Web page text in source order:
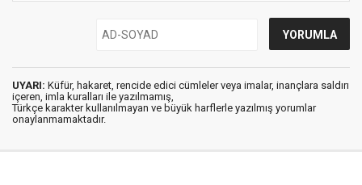
UYARI: Küfür, hakaret, rencide edici cümleler veya imalar, inançlara saldırı
içeren, imla kuralları ile yazılmamış,
Türkçe karakter kullanılmayan ve büyük harflerle yazılmış yorumlar
onaylanmamaktadır.